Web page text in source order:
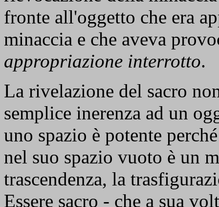
fronte all'oggetto che era
minaccia e che aveva
appropriazione interrotto.
La rivelazione del sacro
semplice inerenza ad un
uno spazio è potente
nel suo spazio vuoto è un
trascendenza, la
Essere sacro - che a sua